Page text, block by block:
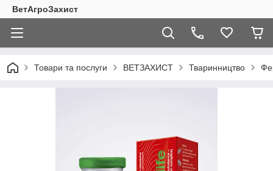
ВетАгроЗахист
Товари та послуги ВЕТЗАХИСТ Тваринництво